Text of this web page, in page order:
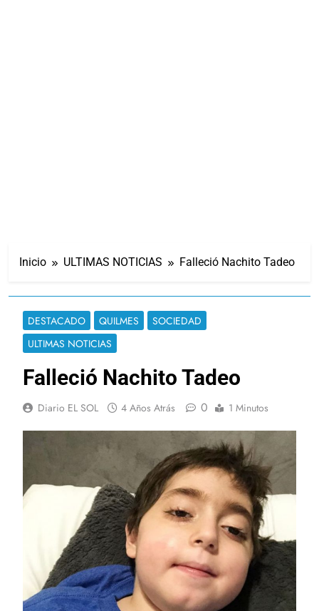
Inicio ULTIMAS NOTICIAS Falleció Nachito Tadeo
DESTACADO QUILMES
SOCIEDAD
ULTIMAS NOTICIAS
Falleció Nachito Tadeo
Diario EL SOL 4 Años Atrás 0 1 Minutos